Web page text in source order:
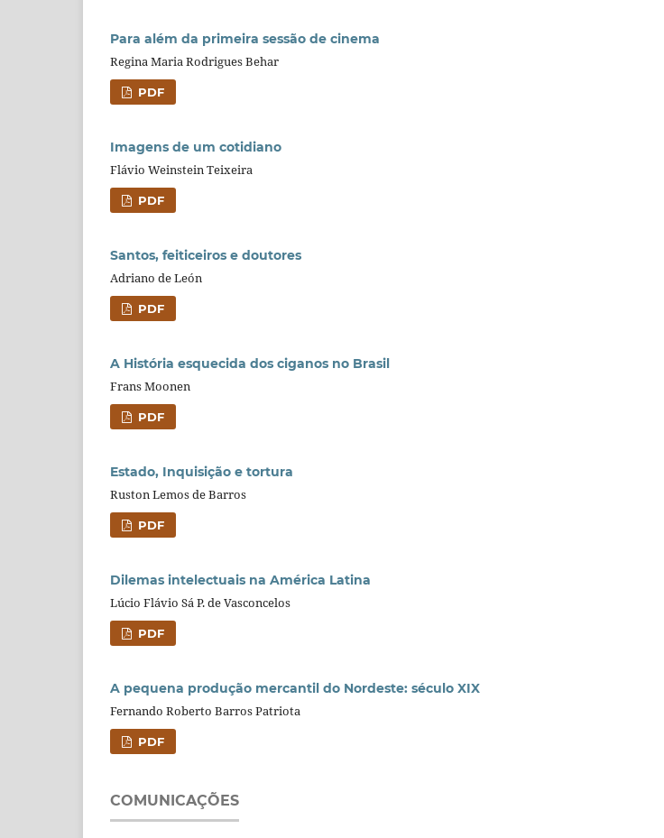
Para além da primeira sessão de cinema
Regina Maria Rodrigues Behar
PDF
Imagens de um cotidiano
Flávio Weinstein Teixeira
PDF
Santos, feiticeiros e doutores
Adriano de León
PDF
A História esquecida dos ciganos no Brasil
Frans Moonen
PDF
Estado, Inquisição e tortura
Ruston Lemos de Barros
PDF
Dilemas intelectuais na América Latina
Lúcio Flávio Sá P. de Vasconcelos
PDF
A pequena produção mercantil do Nordeste: século XIX
Fernando Roberto Barros Patriota
PDF
COMUNICAÇÕES